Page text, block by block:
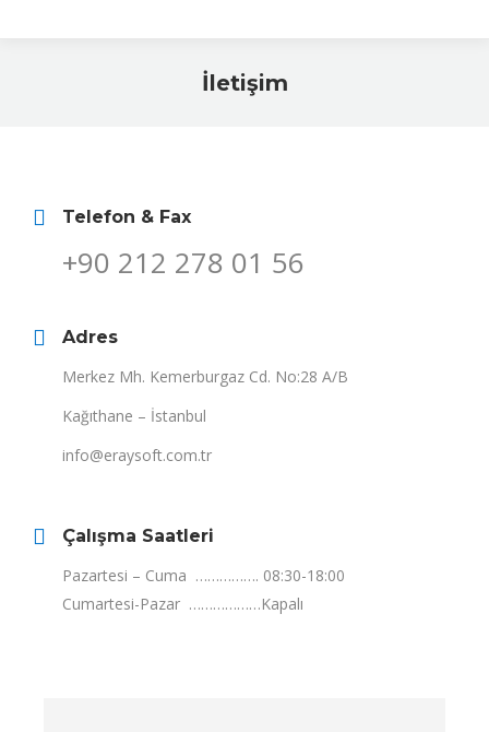
İletişim
Telefon & Fax
+90 212 278 01 56
Adres
Merkez Mh. Kemerburgaz Cd. No:28 A/B
Kağıthane – İstanbul
info@eraysoft.com.tr
Çalışma Saatleri
Pazartesi – Cuma ……………. 08:30-18:00
Cumartesi-Pazar ………………Kapalı